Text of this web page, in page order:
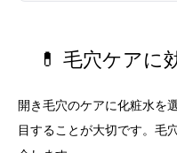
💊 毛穴ケアに
開き毛穴のケアに化粧水を
目することが大切です。毛